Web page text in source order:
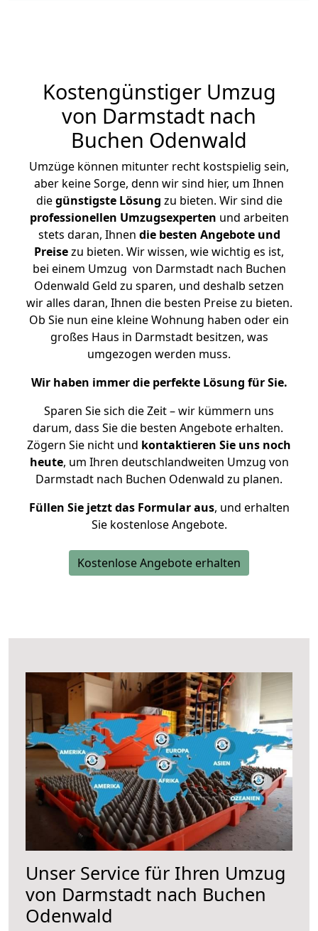
Kostengünstiger Umzug
von Darmstadt nach
Buchen Odenwald
Umzüge können mitunter recht kostspielig sein,
aber keine Sorge, denn wir sind hier, um Ihnen
diegünstigste Lösung zu bieten. Wir sind die
professionellen Umzugsexperten und arbeiten
stets daran, Ihnen die besten Angebote und
Preisezu bieten. Wir wissen, wie wichtig es ist,
bei einem Umzug von Darmstadt nach Buchen
Odenwald Geld zu sparen, und deshalb setzen
wir alles daran, Ihnen die besten Preise zu bieten.
Ob Sie nun eine kleine Wohnung haben oder ein
großes Haus in Darmstadt besitzen, was
umgezogen werden muss.
Wir haben immer die perfekte Lösung für Sie.
Sparen Sie sich die Zeit – wir kümmern uns
darum, dass Sie die besten Angebote erhalten.
Zögern Sie nicht und kontaktieren Sie uns noch
heute, um Ihren deutschlandweiten Umzug von
Darmstadt nach Buchen Odenwald zu planen.
Füllen Sie jetzt das Formular aus, und erhalten
Sie kostenlose Angebote.
Kostenlose Angebote erhalten
Unser Service für Ihren Umzug
von Darmstadt nach Buchen
Odenwald